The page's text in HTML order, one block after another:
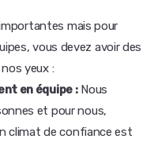
mais pour
vous devez avoir des
yeux :
en équipe :Nous
et pour nous,
climat de confiance est